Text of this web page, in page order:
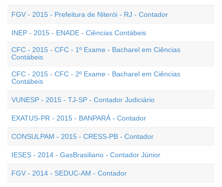
FGV - 2015 - Prefeitura de Niterói - RJ - Contador
INEP - 2015 - ENADE - Ciências Contábeis
CFC - 2015 - CFC - 1º Exame - Bacharel em Ciências
Contábeis
CFC - 2015 - CFC - 2º Exame - Bacharel em Ciências
Contábeis
VUNESP - 2015 - TJ-SP - Contador Judiciário
EXATUS-PR - 2015 - BANPARÁ - Contador
CONSULPAM - 2015 - CRESS-PB - Contador
IESES - 2014 - GasBrasiliano - Contador Júnior
FGV - 2014 - SEDUC-AM - Contador